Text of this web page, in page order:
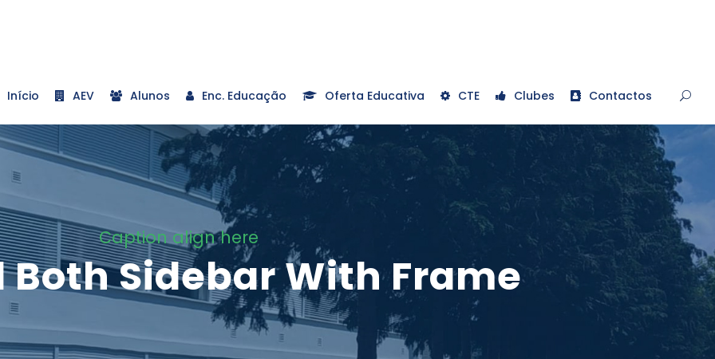
Início AEV Alunos Enc. Educação Oferta Educativa CTE Clubes Contactos
Caption align here
Both Sidebar With Frame